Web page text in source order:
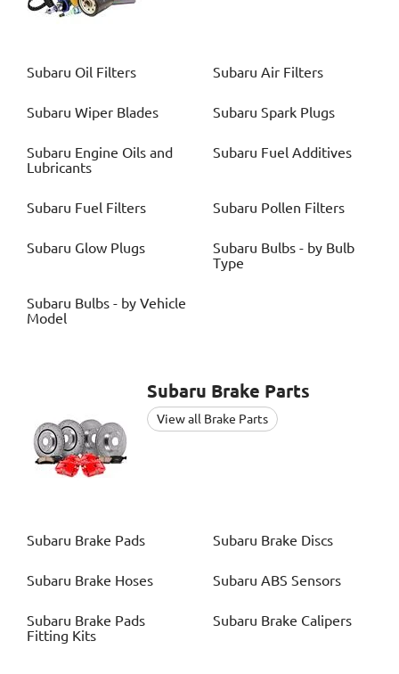
Subaru Oil Filters Subaru Air Filters
Subaru Wiper Blades Subaru Spark Plugs
Subaru Engine Oils and
Lubricants
Subaru Fuel Additives
Subaru Fuel Filters Subaru Pollen Filters
Subaru Glow Plugs Subaru Bulbs - by Bulb
Type
Subaru Bulbs - by Vehicle
Model
Subaru Brake Parts
View all Brake Parts
Subaru Brake Pads Subaru Brake Discs
Subaru Brake Hoses Subaru ABS Sensors
Subaru Brake Pads
Fitting Kits
Subaru Brake Calipers